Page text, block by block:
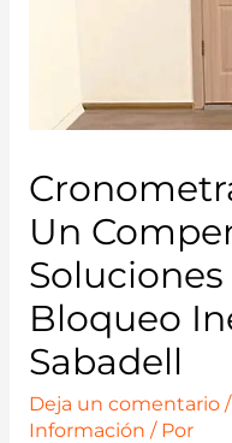
Un
Bloqueo
Sabadell
Deja un comentario /
Información / Por